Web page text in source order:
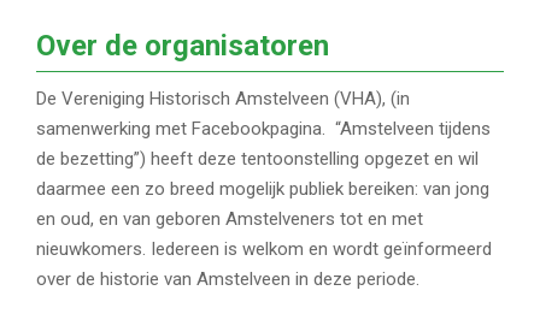
Over de organisatoren
De Vereniging Historisch Amstelveen (VHA), (in
samenwerking met Facebookpagina. “Amstelveen tijdens
de bezetting”) heeft deze tentoonstelling opgezet en wil
daarmee een zo breed mogelijk publiek bereiken: van jong
en oud, en van geboren Amstelveners tot en met
nieuwkomers. Iedereen is welkom en wordt geïnformeerd
over de historie van Amstelveen in deze periode.